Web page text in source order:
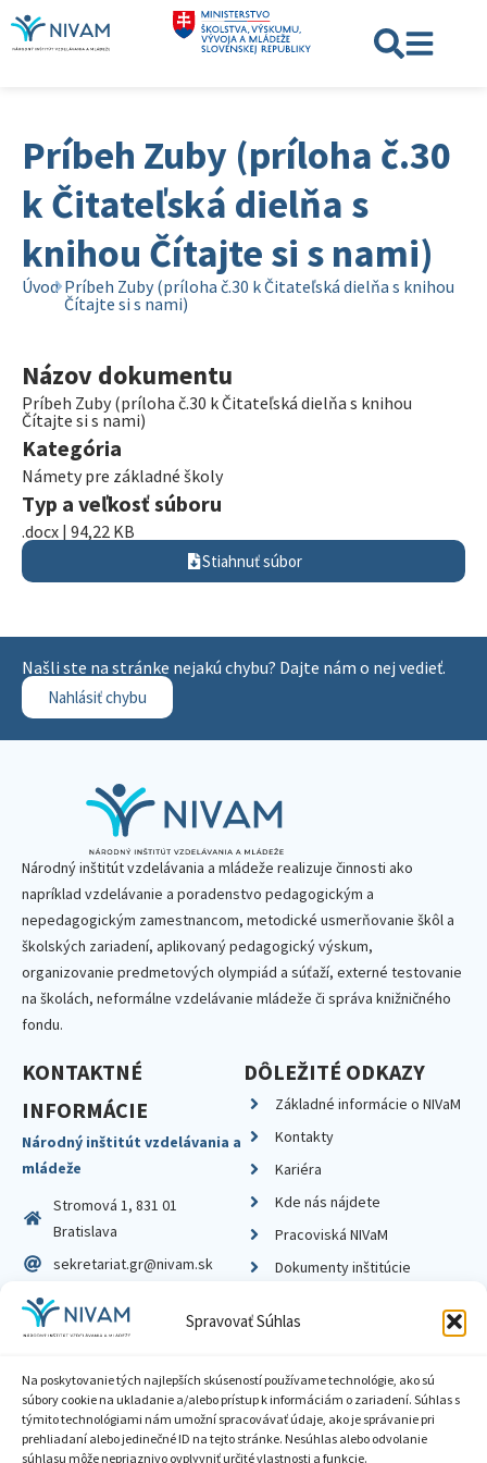
Spravovať Súhlas
Na poskytovanie tých najlepších skúseností používame technológie, ako sú
súbory cookie na ukladanie a/alebo prístup k informáciám o zariadení. Súhlas s
týmito technológiami nám umožní spracovávať údaje, ako je správanie pri
prehliadaní alebo jedinečné ID na tejto stránke. Nesúhlas alebo odvolanie
súhlasu môže nepriaznivo ovplyvniť určité vlastnosti a funkcie.
Príbeh Zuby (príloha č.30
k Čitateľská dielňa s
knihou Čítajte si s nami)
Úvod Príbeh Zuby (príloha č.30 k Čitateľská dielňa s knihou
Čítajte si s nami)
Názov dokumentu
Príbeh Zuby (príloha č.30 k Čitateľská dielňa s knihou
Čítajte si s nami)
Kategória
Námety pre základné školy
Typ a veľkosť súboru
.docx | 94,22 KB
Stiahnuť súbor
Našli ste na stránke nejakú chybu? Dajte nám o nej vedieť.
Nahlásiť chybu
Národný inštitút vzdelávania a mládeže realizuje činnosti ako
napríklad vzdelávanie a poradenstvo pedagogickým a
nepedagogickým zamestnancom, metodické usmerňovanie škôl a
školských zariadení, aplikovaný pedagogický výskum,
organizovanie predmetových olympiád a súťaží, externé testovanie
na školách, neformálne vzdelávanie mládeže či správa knižničného
fondu.
KONTAKTNÉ
INFORMÁCIE
Národný inštitút vzdelávania a
mládeže
Stromová 1, 831 01
Bratislava
sekretariat.gr@nivam.sk
IČO: 00164348
DIČ: 2020798714
DÔLEŽITÉ ODKAZY
Základné informácie o NIVaM
Kontakty
Kariéra
Kde nás nájdete
Pracoviská NIVaM
Dokumenty inštitúcie
Zásady ochrany súkromia